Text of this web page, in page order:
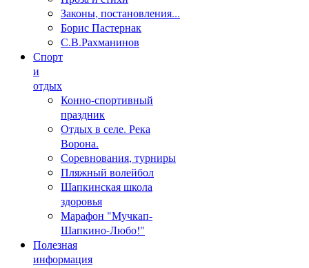
Законы, постановления...
Борис Пастернак
С.В.Рахманинов
Спорт
и
отдых
Конно-спортивный
праздник
Отдых в селе. Река
Ворона.
Соревнования, турниры
Пляжный волейбол
Шапкинская школа
здоровья
Марафон "Мучкап-
Шапкино-Любо!"
Полезная
информация